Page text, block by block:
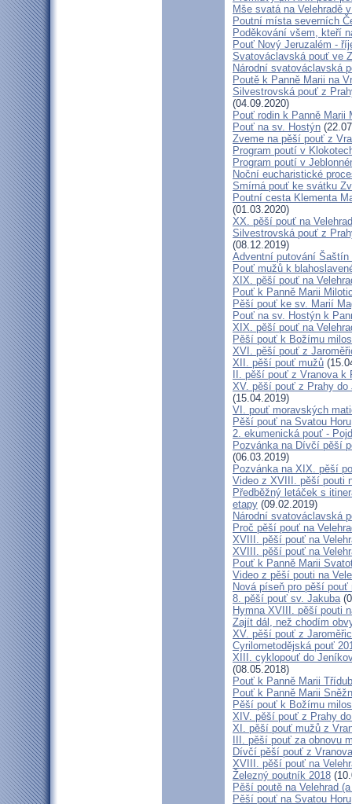
Mše svatá na Velehradě
Poutní místa severních
Poděkování všem, kteří
Pouť Nový Jeruzalém -
Svatováclavská pouť ve
Národní svatováclavská
Poutě k Panně Marii na
Silvestrovská pouť z
(04.09.2020)
Pouť rodin k Panně Marii
Pouť na sv. Hostýn
Zveme na pěší pouť z
Program poutí v
Program poutí v
Noční eucharistické
Smírná pouť ke svátku
Poutní cesta Klementa
(01.03.2020)
XX. pěší pouť na
Silvestrovská pouť z
(08.12.2019)
Adventní putování Šaštín
Pouť mužů k
XIX. pěší pouť na
Pouť k Panně Marii
Pěší pouť ke sv. Marií
Pouť na sv. Hostýn k
XIX. pěší pouť na
Pěší pouť k Božímu
XVI. pěší pouť z
XII. pěší pouť mužů
II. pěší pouť z Vranova k
XV. pěší pouť z Prahy
(15.04.2019)
VI. pouť moravských
Pěší pouť na Svatou Horu
2. ekumenická pouť -
Pozvánka na Dívčí pěší
(06.03.2019)
Pozvánka na XIX. pěší
Video z XVIII. pěší pouti
Předběžný letáček s
etapy (09.02.2019)
Národní svatováclavská
Proč pěší pouť na
XVIII. pěší pouť na
XVIII. pěší pouť na
Pouť k Panně Marii
Video z pěší pouti na
Nová píseň pro pěší
8. pěší pouť sv. Jakuba
Hymna XVIII. pěší pouti
Zajít dál, než chodím
XV. pěší pouť z
Cyrilometodějská pouť
XIII. cyklopouť do
(08.05.2018)
Pouť k Panně Marii
Pouť k Panně Marii
Pěší pouť k Božímu
XIV. pěší pouť z Prahy
XI. pěší pouť mužů z
III. pěší pouť za obnovu
Dívčí pěší pouť z
XVIII. pěší pouť na
Železný poutník 2018
Pěší poutě na Velehrad
Pěší pouť na Svatou Horu